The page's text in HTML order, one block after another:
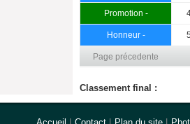
Promotion -
Honneur -
Page précedente
Classement final :